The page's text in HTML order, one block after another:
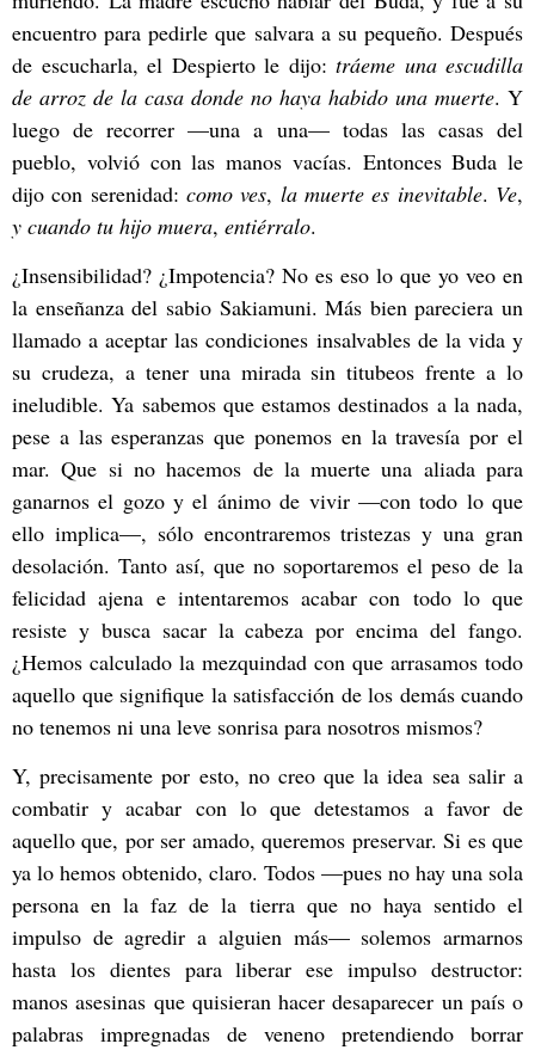
encuentro para pedirle que salvara a su pequeño. Después
de escucharla, el Despierto le dijo: tráeme una escudilla
de arroz de la casa donde no haya habido una muerte. Y
luego de recorrer—una a una—todas las casas del
pueblo, volvió con las manos vacías. Entonces Buda le
dijo con serenidad: como ves, la muerte es inevitable. Ve,
y cuando tu hijo muera, entiérralo.
¿Insensibilidad? ¿Impotencia? No es eso lo que yo veo en
la enseñanza del sabio Sakiamuni. Más bien pareciera un
llamado a aceptar las condiciones insalvables de la vida y
su crudeza, a tener una mirada sin titubeos frente a lo
ineludible. Ya sabemos que estamos destinados a la nada,
pese a las esperanzas que ponemos en la travesía por el
mar. Que si no hacemos de la muerte una aliada para
ganarnos el gozo y el ánimo de vivir —con todo lo que
ello implica—, sólo encontraremos tristezas y una gran
desolación. Tanto así, que no soportaremos el peso de la
felicidad ajena e intentaremos acabar con todo lo que
resiste y busca sacar la cabeza por encima del fango.
¿Hemos calculado la mezquindad con que arrasamos todo
aquello que signifique la satisfacción de los demás cuando
no tenemos ni una leve sonrisa para nosotros mismos?
Y, precisamente por esto, no creo que la idea sea salir a
combatir y acabar con lo que detestamos a favor de
aquello que, por ser amado, queremos preservar. Si es que
ya lo hemos obtenido, claro. Todos —pues no hay una sola
persona en la faz de la tierra que no haya sentido el
impulso de agredir a alguien más—solemos armarnos
hasta los dientes para liberar ese impulso destructor:
manos asesinas que quisieran hacer desaparecer un país o
palabras impregnadas de veneno pretendiendo borrar